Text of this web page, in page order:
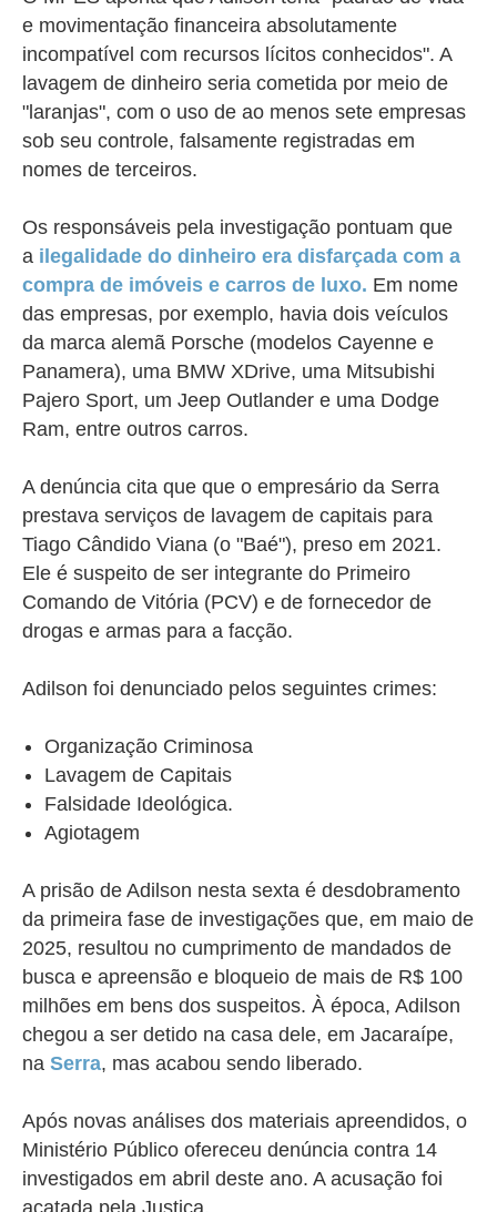
e movimentação financeira absolutamente
incompatível com recursos lícitos conhecidos". A
lavagem de dinheiro seria cometida por meio de
"laranjas", com o uso de ao menos sete empresas
sob seu controle, falsamente registradas em
nomes de terceiros.
Os responsáveis pela investigação pontuam que
a ilegalidade do dinheiro era disfarçada com a
compra de imóveis e carros de luxo. Em nome
das empresas, por exemplo, havia dois veículos
da marca alemã Porsche (modelos Cayenne e
Panamera), uma BMW XDrive, uma Mitsubishi
Pajero Sport, um Jeep Outlander e uma Dodge
Ram, entre outros carros.
A denúncia cita que que o empresário da Serra
prestava serviços de lavagem de capitais para
Tiago Cândido Viana (o "Baé"), preso em 2021.
Ele é suspeito de ser integrante do Primeiro
Comando de Vitória (PCV) e de fornecedor de
drogas e armas para a facção.
Adilson foi denunciado pelos seguintes crimes:
Organização Criminosa
Lavagem de Capitais
Falsidade Ideológica.
Agiotagem
A prisão de Adilson nesta sexta é desdobramento
da primeira fase de investigações que, em maio de
2025, resultou no cumprimento de mandados de
busca e apreensão e bloqueio de mais de R$ 100
milhões em bens dos suspeitos. À época, Adilson
chegou a ser detido na casa dele, em Jacaraípe,
na Serra, mas acabou sendo liberado.
Após novas análises dos materiais apreendidos, o
Ministério Público ofereceu denúncia contra 14
investigados em abril deste ano. A acusação foi
acatada pela Justiça.